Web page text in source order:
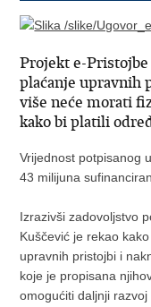
Projekt e-
plaćanje upravnih
više neće morati
kako bi platili
Vrijednost potpisanog
43 milijuna
Izrazivši zadovoljstvo
Kuščević je rekao
upravnih pristojbi i
koje je propisana
omogućiti daljnji